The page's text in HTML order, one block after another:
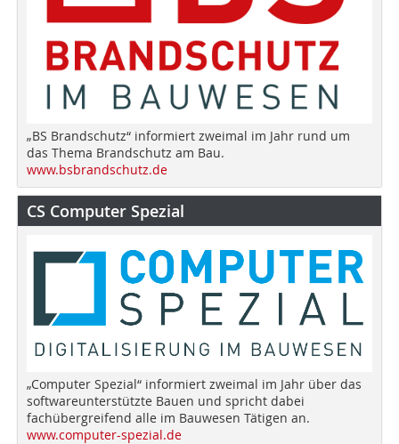
„BS Brandschutz“ informiert zweimal im Jahr rund um
das Thema Brandschutz am Bau.
www.bsbrandschutz.de
CS Computer Spezial
„Computer Spezial“ informiert zweimal im Jahr über das
softwareunterstützte Bauen und spricht dabei
fachübergreifend alle im Bauwesen Tätigen an.
www.computer-spezial.de